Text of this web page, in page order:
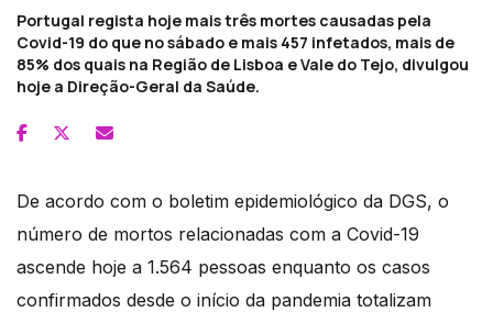
Portugal regista hoje mais três mortes causadas pela
Covid-19 do que no sábado e mais 457 infetados, mais de
85% dos quais na Região de Lisboa e Vale do Tejo, divulgou
hoje a Direção-Geral da Saúde.
De acordo com o boletim epidemiológico da DGS, o
número de mortos relacionadas com a Covid-19
ascende hoje a 1.564 pessoas enquanto os casos
confirmados desde o início da pandemia totalizam